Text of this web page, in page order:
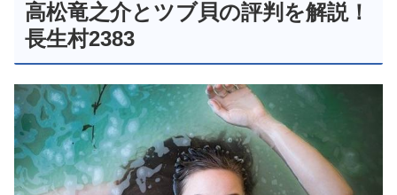
高松竜之介とツブ貝の評判を解説！
長生村2383